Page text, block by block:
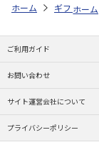
ホーム ギフトスト
ホーム
ご利用ガイド
お問い合わせ
サイト運営会社について
プライバシーポリシー